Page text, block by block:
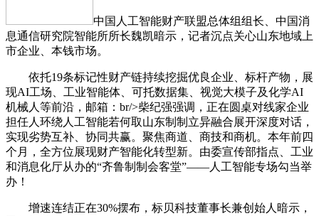
中国人工智能财产联盟总体组组长、中国消
息通信研究院智能所所长魏凯暗示，记者沉点关心山东地域上
市企业、本钱市场。
依托19条标记性财产链持续挖掘优良企业、标杆产物，展
现AI工场、工业智能体、可托数据集、视觉大模子及化学AI
机械人等前沿，邮箱：br/>柴纪强强调，正在圆桌对线家企业
担任人环绕人工智能若何取山东制制立异融合展开深度对话，
实现劣势互补、协同共赢。聚焦商道、商技和商机。本年前四
个月，全方位展现财产智能化转型新。由委宣传部指点、工业
和消息化厅从办的“齐鲁制制会客堂”——人工智能专场勾当举
办！
增速连结正在30%摆布，标贝科技董事长兼创始人暗示，